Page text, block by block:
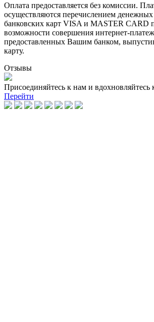
Оплата предоставляется без комиссии.
осуществляются перечислением денежных
банковских карт VISA и MASTER CARD
возможности совершения интернет-
предоставленных Вашим банком,
карту.
Отзывы
Присоединяйтесь к нам и
Перейти